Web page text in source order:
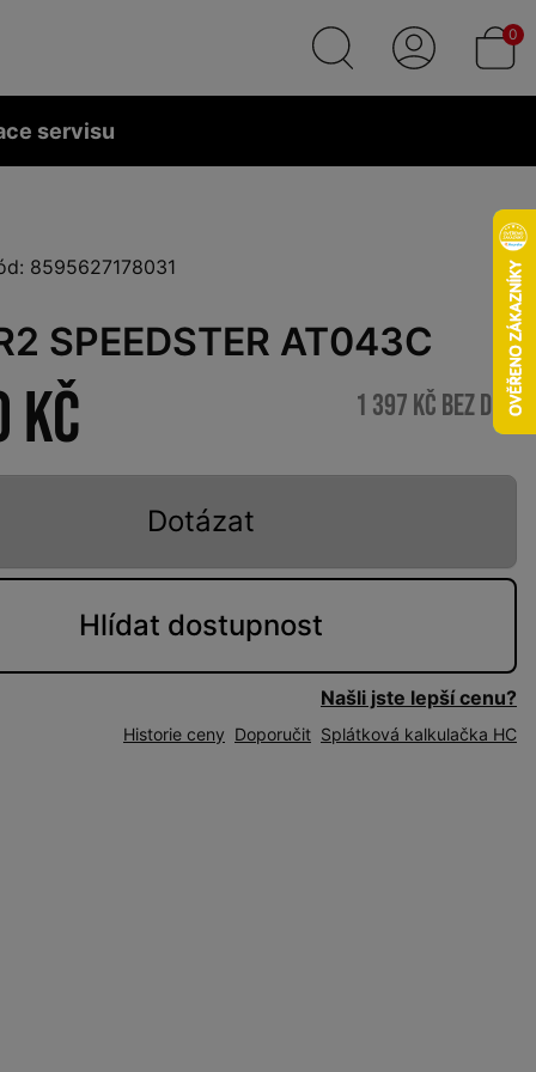
0
servisu
8595627178031
SPEEDSTER AT043C
Kč 1 397 Kč bez DPH
Dotázat
Hlídat dostupnost
Našli jste lepší cenu?
Historie ceny Doporučit Splátková kalkulačka HC